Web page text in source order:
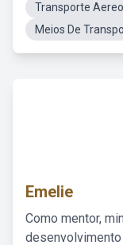
Transporte
Meios De
Emelie
Como mentor,